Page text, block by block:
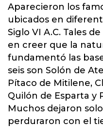
Aparecieron los
ubicados en
Siglo VI A.C. Tales
en creer que la
fundamentó las
seis son Solón de
Pítaco de Mitilene,
Quilón de Esparta y
Muchos dejaron
perduraron con el